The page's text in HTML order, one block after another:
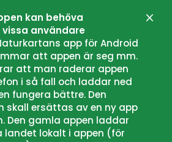
kan behöva
användare
app för Android
att appen är seg mm.
att man raderar appen
i så fall och laddar ned
fungera bättre. Den
skall ersättas av en ny app
Den gamla appen laddar
landet lokalt i appen (för